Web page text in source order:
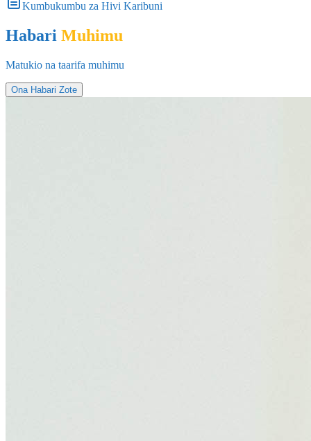
Kumbukumbu za Hivi Karibuni
Habari Muhimu
Matukio na taarifa muhimu
Ona Habari Zote